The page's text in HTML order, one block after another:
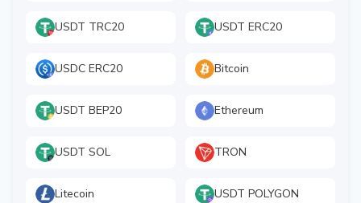
USDT TRC20 USDT ERC20
USDC ERC20 Bitcoin
USDT BEP20 Ethereum
USDT SOL TRON
Litecoin USDT POLYGON